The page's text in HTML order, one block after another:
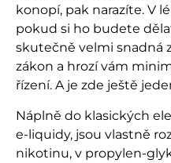
konopí, pak narazíte. V
pokud si ho budete
skutečně velmi snadná
zákon a hrozí vám
řízení. A je zde ještě
Náplně do klasických
e-liquidy, jsou vlastně
nikotinu, v propylen-